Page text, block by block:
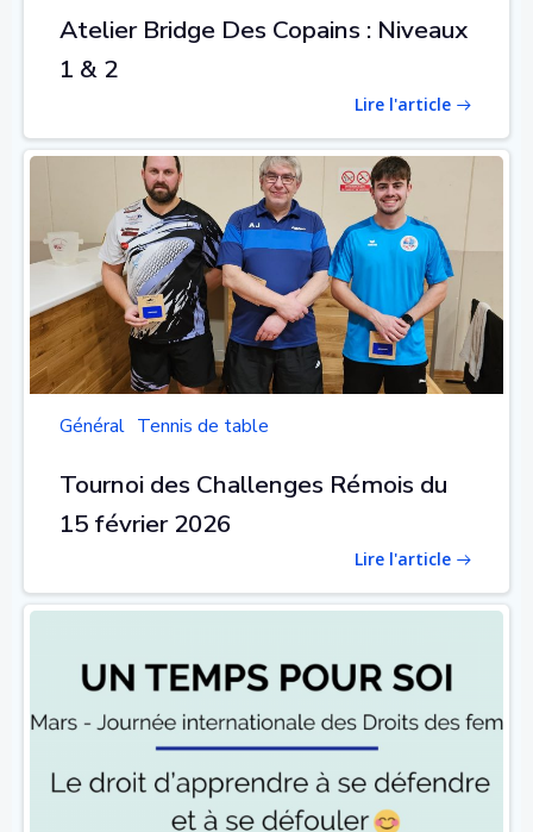
Atelier Bridge Des Copains : Niveaux
1 & 2
Lire l'article
Général Tennis de table
Tournoi des Challenges Rémois du
15 février 2026
Lire l'article